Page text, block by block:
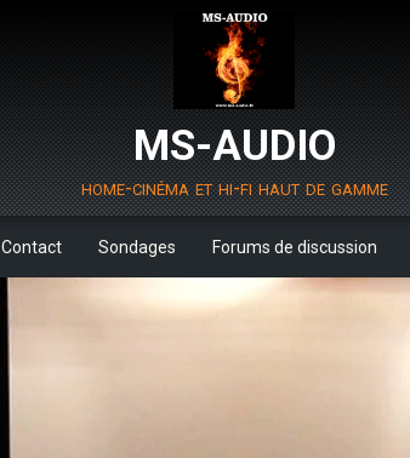
MS-AUDIO
home-cinéma et hi-fi haut de gamme
Contact Sondages Forums de discussion